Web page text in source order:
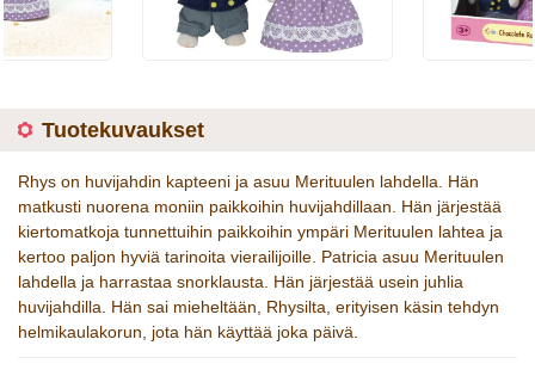
Tuotekuvaukset
Rhys on huvijahdin kapteeni ja asuu Merituulen lahdella. Hän
matkusti nuorena moniin paikkoihin huvijahdillaan. Hän järjestää
kiertomatkoja tunnettuihin paikkoihin ympäri Merituulen lahtea ja
kertoo paljon hyviä tarinoita vierailijoille. Patricia asuu Merituulen
lahdella ja harrastaa snorklausta. Hän järjestää usein juhlia
huvijahdilla. Hän sai mieheltään, Rhysilta, erityisen käsin tehdyn
helmikaulakorun, jota hän käyttää joka päivä.